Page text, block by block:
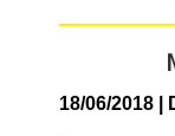
18/06/2018